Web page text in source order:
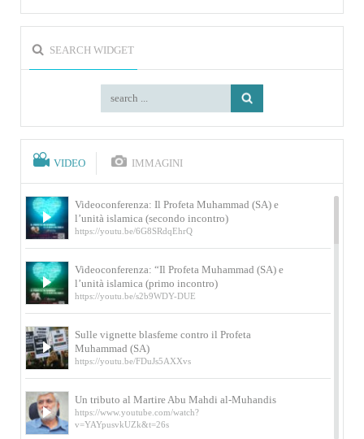
SEARCH WIDGET
VIDEO IMMAGINI
Videoconferenza: Il Profeta Muhammad (SA) e
l’unità islamica (secondo incontro)
https://youtu.be/6G8SRdqEhrQ
Videoconferenza: “Il Profeta Muhammad (SA) e
l’unità islamica (primo incontro)
https://youtu.be/s2b9WDY-DUE
Sulle vignette blasfeme contro il Profeta
Muhammad (SA)
https://youtu.be/FDuJs5AXXvs
Un tributo al Martire Abu Mahdi al-Muhandis
https://www.youtube.com/watch?
v=YAYpusvkUZk&t=26s